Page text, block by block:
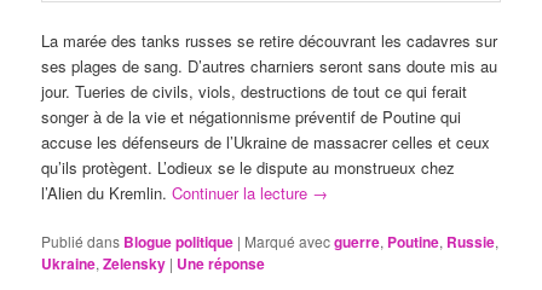
La marée des tanks russes se retire découvrant les cadavres sur
ses plages de sang. D’autres charniers seront sans doute mis au
jour. Tueries de civils, viols, destructions de tout ce qui ferait
songer à de la vie et négationnisme préventif de Poutine qui
accuse les défenseurs de l’Ukraine de massacrer celles et ceux
qu’ils protègent. L’odieux se le dispute au monstrueux chez
l’Alien du Kremlin.Continuer la lecture →
Publié dans Blogue politique | Marqué avecguerre, Poutine, Russie,
Ukraine,Zelensky | Uneréponse